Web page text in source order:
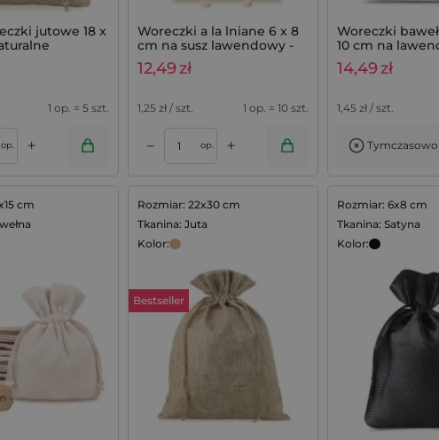
jutowe 18 x
1 op. = 5 szt.
op. +
Woreczki a la lniane 6 x 8
cm na susz lawendowy -
10 szt.
12,49zł
1,25 zł / szt. 1 op. = 10 szt.
– op. +
Woreczki
10 cm na
i szuflad - 10 szt.
14,49zł
1,45 zł / szt.
Dodaj do koszyka
cm
Rozmiar: 22x30 cm
Tkanina: Juta
Kolor:
Bestseller
Rozmiar: 6x8 cm
Tkanina: Satyna
Kolor: